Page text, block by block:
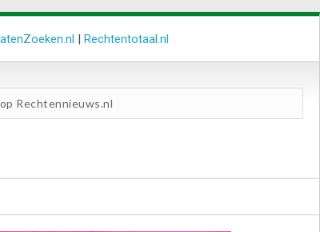
| Rechtentotaal.nl